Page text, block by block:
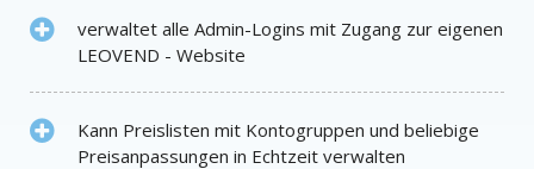
verwaltet alle Admin-Logins mit Zugang zur eigenen
LEOVEND - Website
Kann Preislisten mit Kontogruppen und beliebige
Preisanpassungen in Echtzeit verwalten